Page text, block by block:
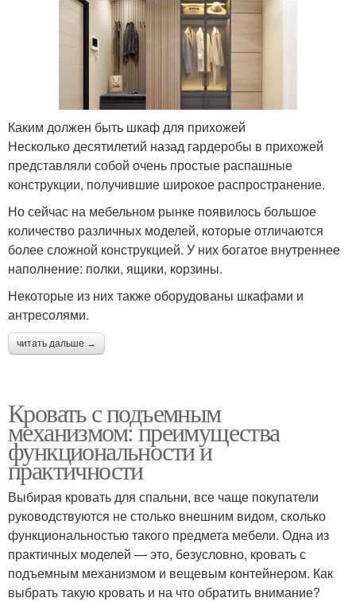
Каким должен быть шкаф для прихожей
Несколько десятилетий назад гардеробы в прихожей
представляли собой очень простые распашные
конструкции, получившие широкое распространение.
Но сейчас на мебельном рынке появилось большое
количество различных моделей, которые отличаются
более сложной конструкцией. У них богатое внутреннее
наполнение: полки, ящики, корзины.
Некоторые из них также оборудованы шкафами и
антресолями.
читать дальше →
Кровать с подъемным
механизмом: преимущества
функциональности и
практичности
Выбирая кровать для спальни, все чаще покупатели
руководствуются не столько внешним видом, сколько
функциональностью такого предмета мебели. Одна из
практичных моделей — это, безусловно, кровать с
подъемным механизмом и вещевым контейнером. Как
выбрать такую кровать и на что обратить внимание?